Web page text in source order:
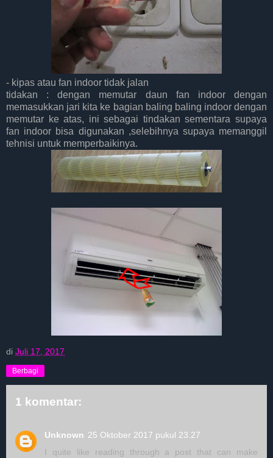
- kipas atau fan indoor tidak jalan
tidakan : dengan memutar daun fan indoor dengan
memasukkan jari kita ke bagian baling baling indoor dengan
memutar ke atas, ini sebagai tindakan sementara supaya
fan indoor bisa digunakan ,selebihnya supaya memanggil
tehnisi untuk memperbaikinya.
di Juli 17, 2017
Berbagi
1 komentar:
Unknown 25 Oktober 2017 pukul 23.27
I quite like reading through a post that can make